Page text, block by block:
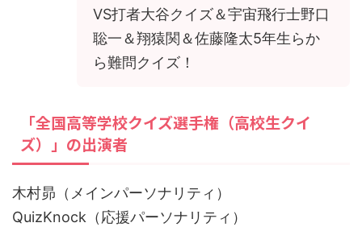
VS打者大谷クイズ＆宇宙飛行士野口
聡一＆翔猿関＆佐藤隆太5年生らか
ら難問クイズ！
「全国高等学校クイズ選手権（高校生クイ
ズ）」の出演者
木村昴（メインパーソナリティ）
QuizKnock（応援パーソナリティ）